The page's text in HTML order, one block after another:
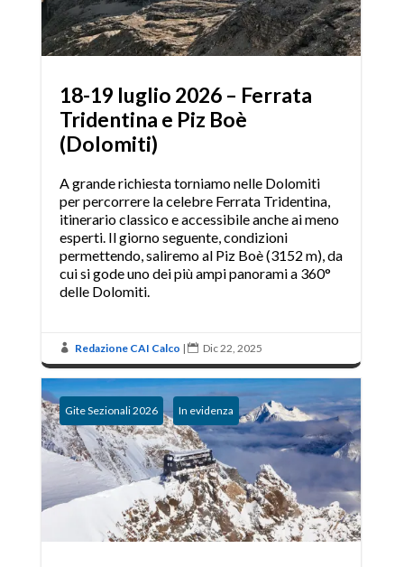
18-19 luglio 2026 – Ferrata
Tridentina e Piz Boè
(Dolomiti)
A grande richiesta torniamo nelle Dolomiti
per percorrere la celebre Ferrata Tridentina,
itinerario classico e accessibile anche ai meno
esperti. Il giorno seguente, condizioni
permettendo, saliremo al Piz Boè (3152 m), da
cui si gode uno dei più ampi panorami a 360°
delle Dolomiti.
 Redazione CAI Calco |  Dic 22, 2025
Gite Sezionali 2026 , In evidenza